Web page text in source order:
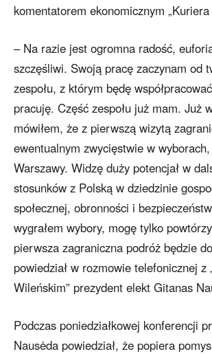
komentatorem ekonomicznym
– Na razie jest ogromna radość,
szczęśliwi. Swoją pracę zaczynam od
zespołu, z którym będę
pracuję. Część zespołu już mam. Już
mówiłem, że z pierwszą wizytą
ewentualnym zwycięstwie w
Warszawy. Widzę duży potencjał w
stosunków z Polską w dziedzinie
społecznej, obronności i
wygrałem wybory, mogę tylko
pierwsza zagraniczna podróż będzie
powiedział w rozmowie telefonicznej z
Wileńskim” prezydent elekt Gitanas
Podczas poniedziałkowej konferencji
Nausėda powiedział, że popiera